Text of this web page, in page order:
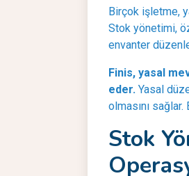
Birçok işletme,
Stok yönetimi,
envanter
Finis, yasal
eder. Yasal
olmasını
Stok